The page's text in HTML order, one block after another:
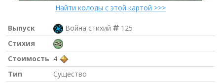
Найти колоды с этой картой >>>
Выпуск Война стихий
125
Стихия
Стоимость 4
Тип
Существо